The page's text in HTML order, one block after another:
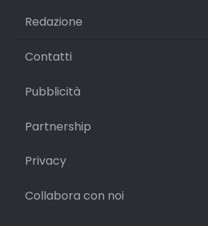
Redazione
Contatti
Pubblicità
Partnership
Privacy
Collabora con noi